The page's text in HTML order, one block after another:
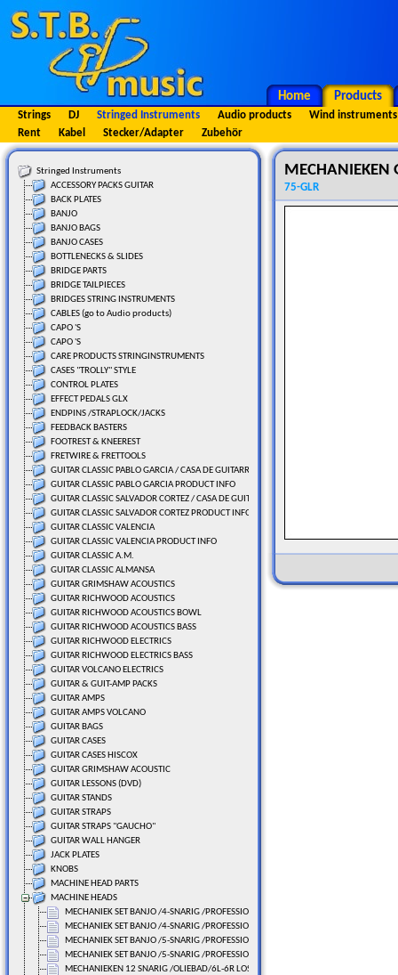
Home Products
Strings DJ Stringed Instruments Audio products
Wind instruments
Rent
Kabel Stecker/Adapter Zubehör
Stringed Instruments
ACCESSORY PACKS GUITAR
BACK PLATES
BANJO
BANJO BAGS
BANJO CASES
BOTTLENECKS & SLIDES
BRIDGE PARTS
BRIDGE TAILPIECES
BRIDGES STRING INSTRUMENTS
CABLES (go to Audio products)
CAPO 'S
CAPO 'S
CARE PRODUCTS STRINGINSTRUMENTS
CASES "TROLLY" STYLE
CONTROL PLATES
EFFECT PEDALS GLX
ENDPINS /STRAPLOCK/JACKS
FEEDBACK BASTERS
FOOTREST & KNEEREST
FRETWIRE & FRETTOOLS
GUITAR CLASSIC PABLO GARCIA / CASA DE GUITARRAS
GUITAR CLASSIC PABLO GARCIA PRODUCT INFO
GUITAR CLASSIC SALVADOR CORTEZ / CASA DE GUITARRAS
GUITAR CLASSIC SALVADOR CORTEZ PRODUCT INFO
GUITAR CLASSIC VALENCIA
GUITAR CLASSIC VALENCIA PRODUCT INFO
GUITAR CLASSIC A.M.
GUITAR CLASSIC ALMANSA
GUITAR GRIMSHAW ACOUSTICS
GUITAR RICHWOOD ACOUSTICS
GUITAR RICHWOOD ACOUSTICS BOWL
GUITAR RICHWOOD ACOUSTICS BASS
GUITAR RICHWOOD ELECTRICS
GUITAR RICHWOOD ELECTRICS BASS
GUITAR VOLCANO ELECTRICS
GUITAR & GUIT-AMP PACKS
GUITAR AMPS
GUITAR AMPS VOLCANO
GUITAR BAGS
GUITAR CASES
GUITAR CASES HISCOX
GUITAR GRIMSHAW ACOUSTIC
GUITAR LESSONS (DVD)
GUITAR STANDS
GUITAR STRAPS
GUITAR STRAPS "GAUCHO"
GUITAR WALL HANGER
JACK PLATES
KNOBS
MACHINE HEAD PARTS
MACHINE HEADS
MECHANIEK SET BANJO /4-SNARIG /PROFESSIONAL
MECHANIEK SET BANJO /4-SNARIG /PROFESSIONAL
MECHANIEK SET BANJO /5-SNARIG /PROFESSIONAL
MECHANIEK SET BANJO /5-SNARIG /PROFESSIONAL
MECHANIEKEN 12 SNARIG /OLIEBAD/6L-6R LOS/CHROME
MECHANIEKEN
75-GLR